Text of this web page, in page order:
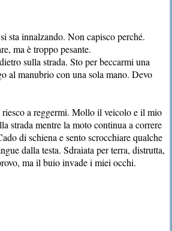
sta innalzando. Non capisco perché.
ma è troppo pesante.
sulla strada. Sto per beccarmi una
al manubrio con una sola mano. Devo
a reggermi. Mollo il veicolo e il mio
strada mentre la moto continua a correre
di schiena e sento scrocchiare qualche
dalla testa. Sdraiata per terra, distrutta,
ma il buio invade i miei occhi.